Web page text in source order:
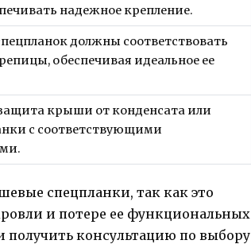
надежное крепление.
должны соответствовать
обеспечивая идеальное ее
крыши от конденсата или
с соответствующими
спецпланки, так как это
и потере ее функциональных
получить консультацию по выбору